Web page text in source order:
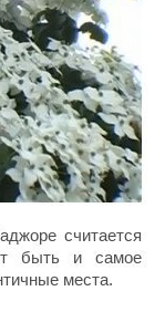
считается
быть и самое
места.